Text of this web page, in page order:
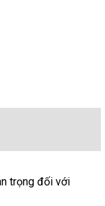
trọng đối với